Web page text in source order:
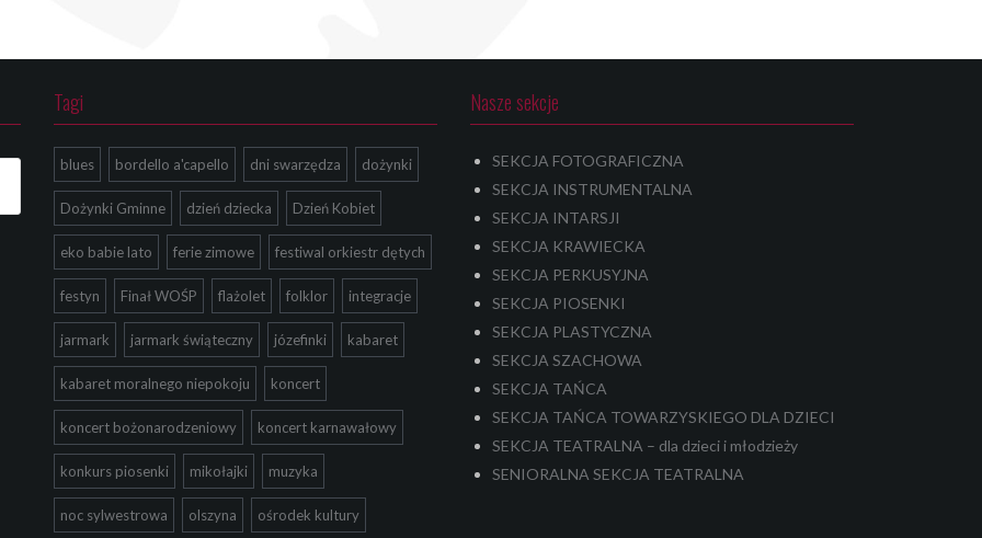
Tagi
blues bordello a'capello dni swarzędza dożynki
Dożynki Gminne dzień dziecka Dzień Kobiet
eko babie lato ferie zimowe festiwal orkiestr dętych
festyn Finał WOŚP flażolet folklor integracje
jarmark jarmark świąteczny józefinki kabaret
kabaret moralnego niepokoju koncert
koncert bożonarodzeniowy koncert karnawałowy
konkurs piosenki mikołajki muzyka
noc sylwestrowa olszyna ośrodek kultury
Nasze sekcje
SEKCJA FOTOGRAFICZNA
SEKCJA INSTRUMENTALNA
SEKCJA INTARSJI
SEKCJA KRAWIECKA
SEKCJA PERKUSYJNA
SEKCJA PIOSENKI
SEKCJA PLASTYCZNA
SEKCJA SZACHOWA
SEKCJA TAŃCA
SEKCJA TAŃCA TOWARZYSKIEGO DLA DZIECI
SEKCJA TEATRALNA – dla dzieci i młodzieży
SENIORALNA SEKCJA TEATRALNA